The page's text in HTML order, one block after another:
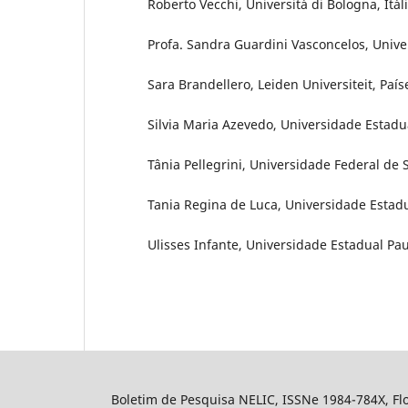
Roberto Vecchi, Università di Bologna,
Profa. Sandra Guardini Vasconcelos,
Sara Brandellero, Leiden Universiteit,
Silvia Maria Azevedo, Universidade
Tânia Pellegrini, Universidade Federal de
Tania Regina de Luca, Universidade
Ulisses Infante, Universidade Estadual
Boletim de Pesquisa NELIC, ISSNe 1984-784X,